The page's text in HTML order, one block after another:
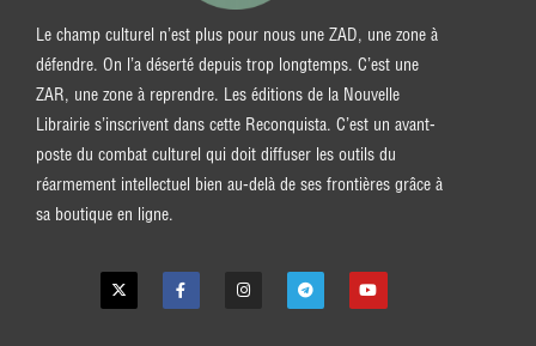
Le champ culturel n’est plus pour nous une ZAD, une zone à
défendre. On l’a déserté depuis trop longtemps. C’est une
ZAR, une zone à reprendre. Les éditions de la Nouvelle
Librairie s’inscrivent dans cette Reconquista. C’est un avant-
poste du combat culturel qui doit diffuser les outils du
réarmement intellectuel bien au-delà de ses frontières grâce à
sa boutique en ligne.